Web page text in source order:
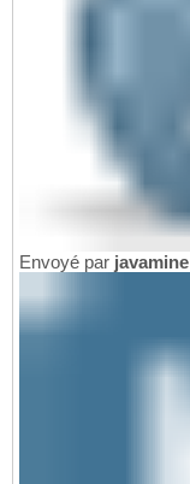
Envoyé par javamine